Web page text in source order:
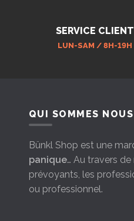
Tirettes
Logo 5.11
Poids à
SERVICE CLIENT
LUN-SAM / 8H-19H
QUI SOMMES
Bünkl Shop est une
panique… Au travers
prévoyants, les
ou professionnel.